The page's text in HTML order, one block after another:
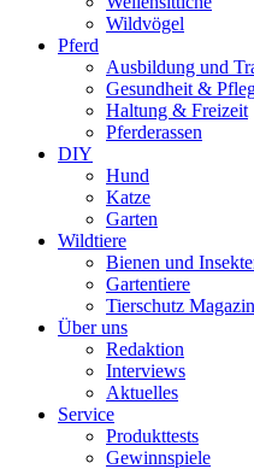
Wildvögel
Pferd
Ausbildung und
Gesundheit &
Haltung & Freizeit
Pferderassen
DIY
Hund
Katze
Garten
Wildtiere
Bienen und
Gartentiere
Tierschutz Magazin
Über uns
Redaktion
Interviews
Aktuelles
Service
Produkttests
Gewinnspiele